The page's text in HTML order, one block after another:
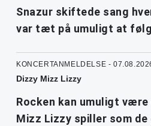
Snazur skiftede sang
var tæt på umuligt at
KONCERTANMELDELSE -
Dizzy Mizz Lizzy
Rocken kan umuligt være
Mizz Lizzy spiller som de